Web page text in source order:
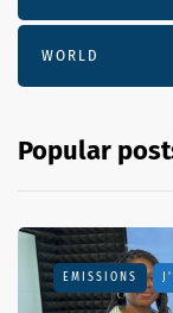
WORLD
Popular
EMISSIONS